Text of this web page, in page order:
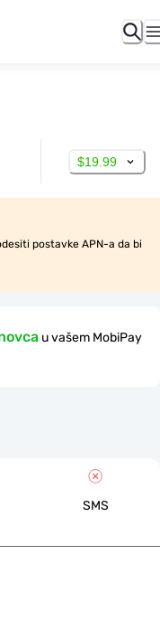
$19.99
postavke APN-a da bi
u vašem MobiPay
SMS